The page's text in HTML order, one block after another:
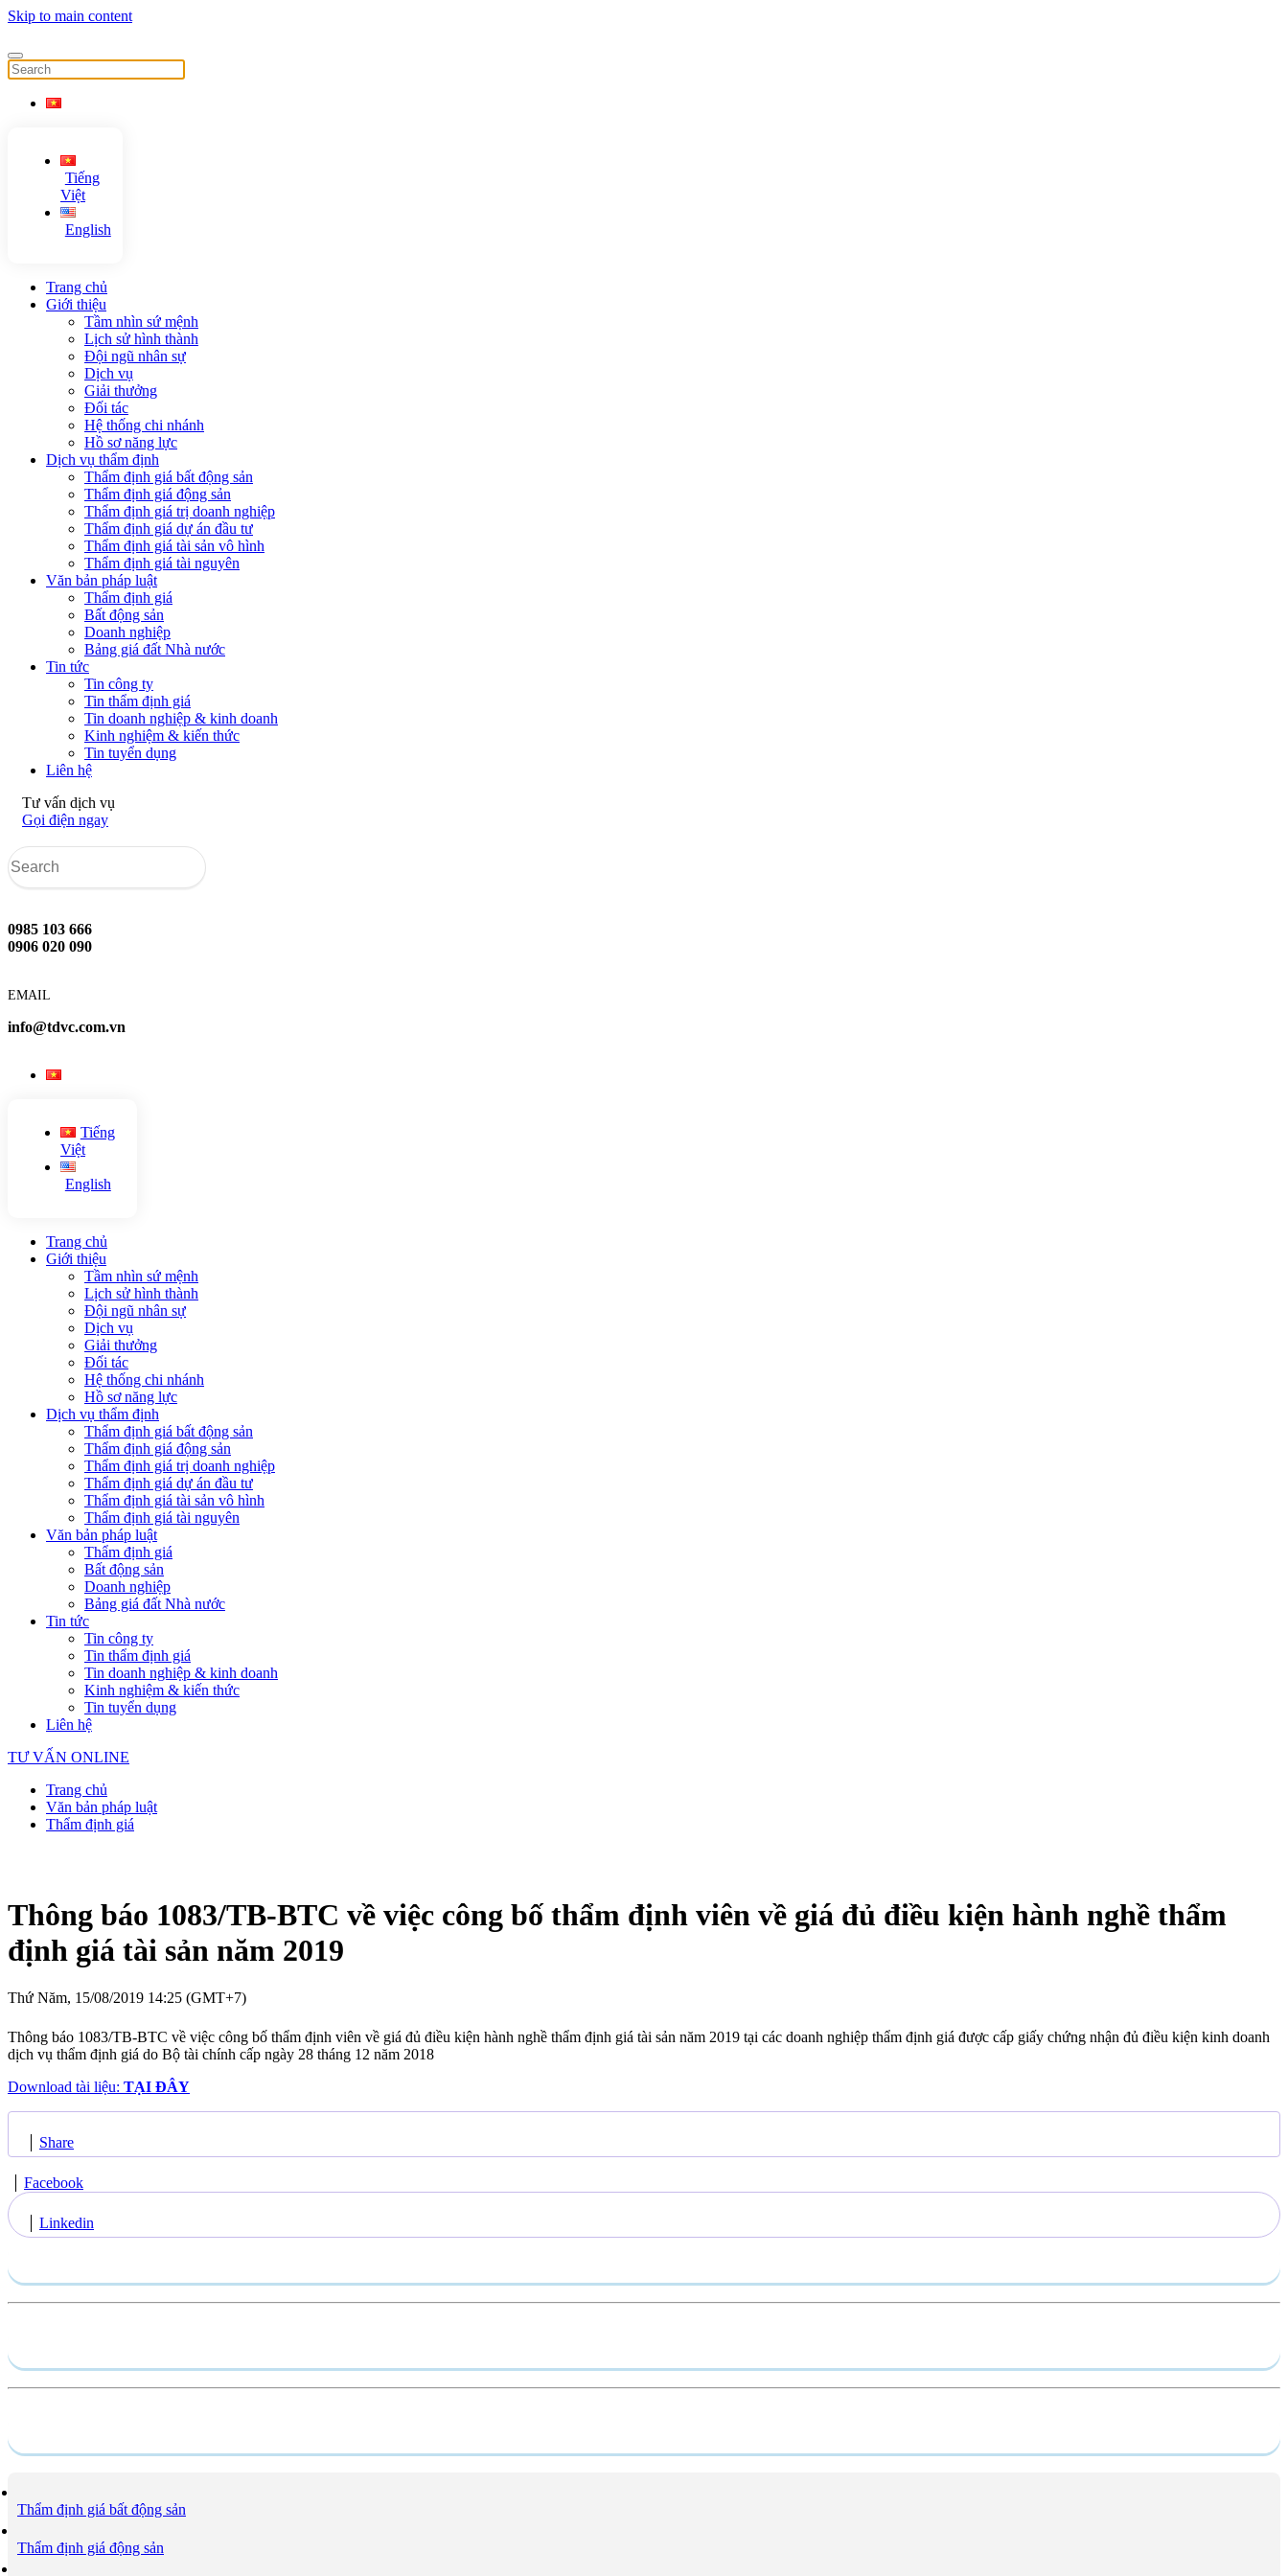
Skip to main content
Tiếng
Việt
English
Trang chủ
Giới thiệu
Tầm nhìn sứ mệnh
Lịch sử hình thành
Đội ngũ nhân sự
Dịch vụ
Giải thưởng
Đối tác
Hệ thống chi nhánh
Hồ sơ năng lực
Dịch vụ thẩm định
Thẩm định giá bất động sản
Thẩm định giá động sản
Thẩm định giá trị doanh nghiệp
Thẩm định giá dự án đầu tư
Thẩm định giá tài sản vô hình
Thẩm định giá tài nguyên
Văn bản pháp luật
Thẩm định giá
Bất động sản
Doanh nghiệp
Bảng giá đất Nhà nước
Tin tức
Tin công ty
Tin thẩm định giá
Tin doanh nghiệp & kinh doanh
Kinh nghiệm & kiến thức
Tin tuyển dụng
Liên hệ
Tư vấn dịch vụ
Gọi điện ngay
0985 103 666
0906 020 090
EMAIL
info@tdvc.com.vn
Tiếng
Việt
English
Trang chủ
Giới thiệu
Tầm nhìn sứ mệnh
Lịch sử hình thành
Đội ngũ nhân sự
Dịch vụ
Giải thưởng
Đối tác
Hệ thống chi nhánh
Hồ sơ năng lực
Dịch vụ thẩm định
Thẩm định giá bất động sản
Thẩm định giá động sản
Thẩm định giá trị doanh nghiệp
Thẩm định giá dự án đầu tư
Thẩm định giá tài sản vô hình
Thẩm định giá tài nguyên
Văn bản pháp luật
Thẩm định giá
Bất động sản
Doanh nghiệp
Bảng giá đất Nhà nước
Tin tức
Tin công ty
Tin thẩm định giá
Tin doanh nghiệp & kinh doanh
Kinh nghiệm & kiến thức
Tin tuyển dụng
Liên hệ
TƯ VẤN ONLINE
Trang chủ
Văn bản pháp luật
Thẩm định giá
Thông báo 1083/TB-BTC về việc công bố thẩm định viên về giá đủ điều kiện hành nghề thẩm
định giá tài sản năm 2019
Thứ Năm, 15/08/2019 14:25 (GMT+7)
Thông báo 1083/TB-BTC về việc công bố thẩm định viên về giá đủ điều kiện hành nghề thẩm định giá tài sản năm 2019 tại các doanh nghiệp thẩm định giá được cấp giấy chứng nhận đủ điều kiện kinh doanh
dịch vụ thẩm định giá do Bộ tài chính cấp ngày 28 tháng 12 năm 2018
Download tài liệu: TẠI ĐÂY
Share
Facebook
Linkedin
Thẩm định giá bất động sản
Thẩm định giá động sản